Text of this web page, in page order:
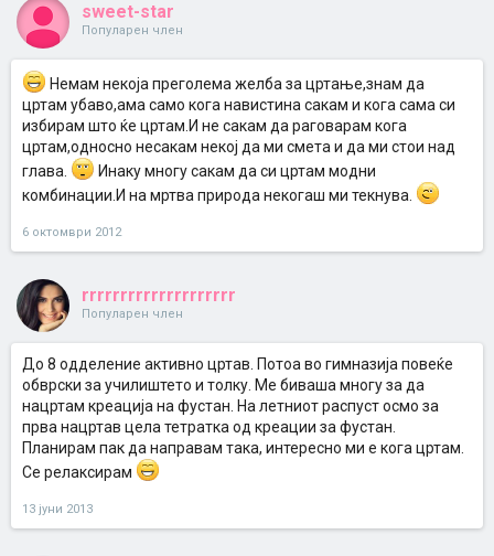
sweet-star
Популарен член
Немам некоја преголема желба за цртање,знам да
цртам убаво,ама само кога навистина сакам и кога сама си
избирам што ќе цртам.И не сакам да раговарам кога
цртам,односно несакам некој да ми смета и да ми стои над
глава.
Инаку многу сакам да си цртам модни
комбинации.И на мртва природа некогаш ми текнува.
6 октомври 2012
rrrrrrrrrrrrrrrrrrrr
Популарен член
До 8 одделение активно цртав. Потоа во гимназија повеќе
обврски за училиштето и толку. Ме биваша многу за да
нацртам креација на фустан. На летниот распуст осмо за
прва нацртав цела тетратка од креации за фустан.
Планирам пак да направам така, интересно ми е кога цртам.
Се релаксирам
13 јуни 2013